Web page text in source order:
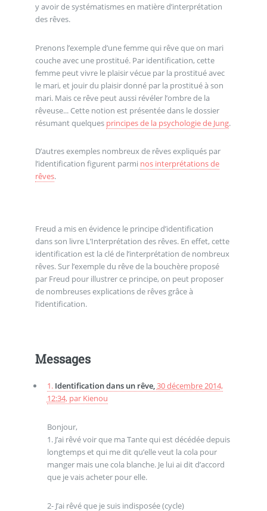
y avoir de systématismes en matière d’interprétation
des rêves.
Prenons l’exemple d’une femme qui rêve que on mari
couche avec une prostitué. Par identification, cette
femme peut vivre le plaisir vécue par la prostitué avec
le mari, et jouir du plaisir donné par la prostitué à son
mari. Mais ce rêve peut aussi révéler l’ombre de la
rêveuse... Cette notion est présentée dans le dossier
résumant quelques principes de la psychologie de Jung.
D’autres exemples nombreux de rêves expliqués par
l’identification figurent parmi nos interprétations de
rêves.
Freud a mis en évidence le principe d’identification
dans son livre L’Interprétation des rêves. En effet, cette
identification est la clé de l’interprétation de nombreux
rêves. Sur l’exemple du rêve de la bouchère proposé
par Freud pour illustrer ce principe, on peut proposer
de nombreuses explications de rêves grâce à
l’identification.
Messages
1. Identification dans un rêve,30 décembre 2014,
12:34, par Kienou
Bonjour,
1. J’ai rêvé voir que ma Tante qui est décédée depuis
longtemps et qui me dit qu’elle veut la cola pour
manger mais une cola blanche. Je lui ai dit d’accord
que je vais acheter pour elle.
2- J’ai rêvé que je suis indisposée (cycle)